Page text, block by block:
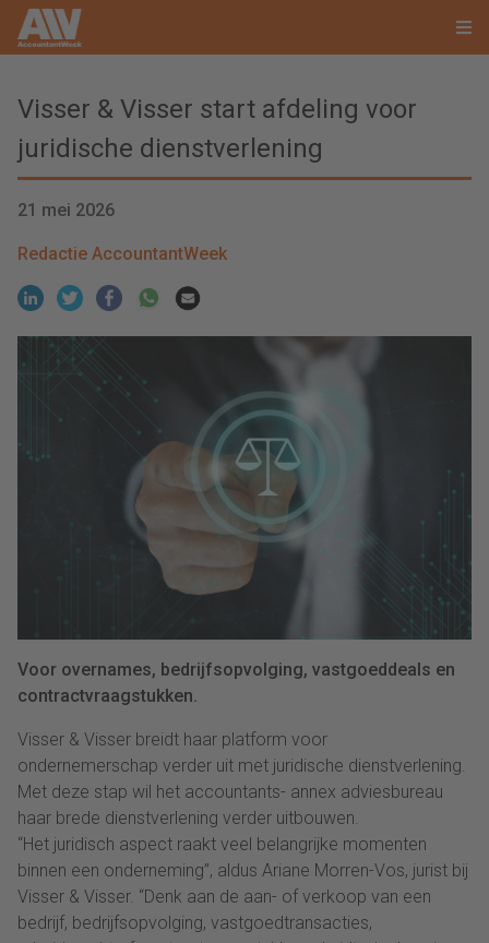
Visser & Visser start afdeling voor
juridische dienstverlening
21 mei 2026
Redactie AccountantWeek
Voor overnames, bedrijfsopvolging, vastgoeddeals en
contractvraagstukken.
Visser & Visser breidt haar platform voor
ondernemerschap verder uit met juridische dienstverlening.
Met deze stap wil het accountants- annex adviesbureau
haar brede dienstverlening verder uitbouwen.
“Het juridisch aspect raakt veel belangrijke momenten
binnen een onderneming”, aldus Ariane Morren-Vos, jurist bij
Visser & Visser. “Denk aan de aan- of verkoop van een
bedrijf, bedrijfsopvolging, vastgoedtransacties,